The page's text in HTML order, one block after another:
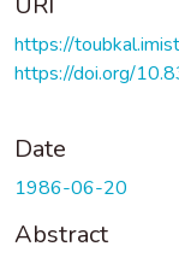
https://
https://doi.org/
Date
1986-06-20
Abstract